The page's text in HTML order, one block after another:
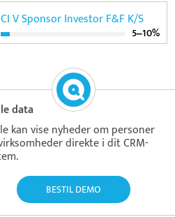
CI V Sponsor Investor F&F K/S
5‒10%
data
kan vise nyheder om personer
direkte i dit CRM-
BESTIL DEMO